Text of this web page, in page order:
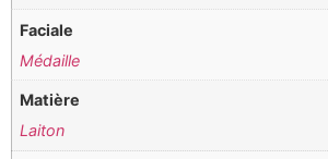
Faciale
Médaille
Matière
Laiton